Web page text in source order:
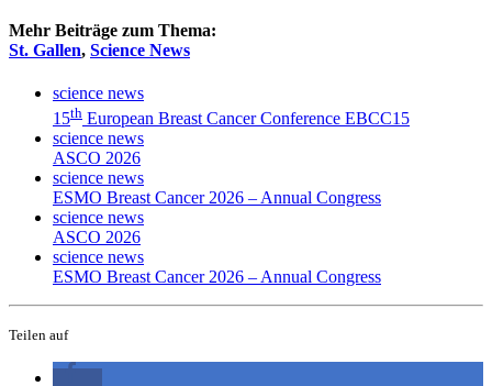
Mehr Beiträge zum Thema:
St. Gallen, Science News
science news
15th European Breast Cancer Conference EBCC15
science news
ASCO 2026
science news
ESMO Breast Cancer 2026 – Annual Congress
science news
ASCO 2026
science news
ESMO Breast Cancer 2026 – Annual Congress
Teilen auf